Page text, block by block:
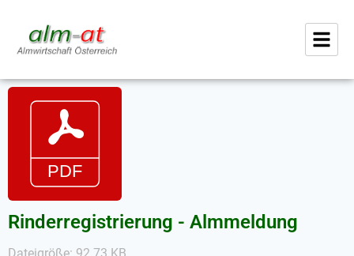
Rinderregistrierung - Almmeldung